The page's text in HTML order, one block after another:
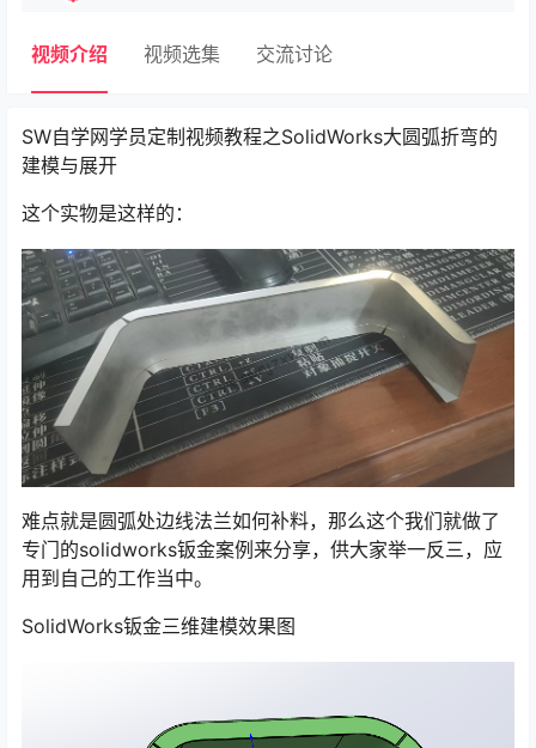
视频介绍 视频选集 交流讨论
SW自学网学员定制视频教程之SolidWorks大圆弧折弯的
建模与展开
这个实物是这样的：
难点就是圆弧处边线法兰如何补料，那么这个我们就做了
专门的solidworks钣金案例来分享，供大家举一反三，应
用到自己的工作当中。
SolidWorks钣金三维建模效果图